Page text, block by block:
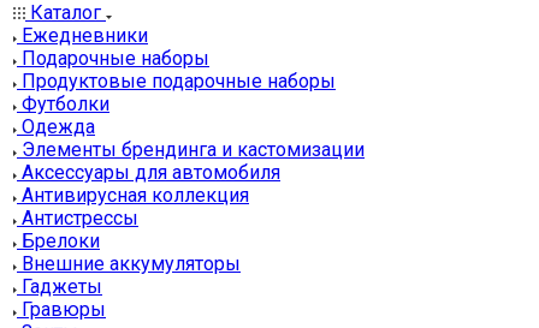
Каталог
Ежедневники
Подарочные наборы
Продуктовые подарочные наборы
Футболки
Одежда
Элементы брендинга и кастомизации
Аксессуары для автомобиля
Антивирусная коллекция
Антистрессы
Брелоки
Внешние аккумуляторы
Гаджеты
Гравюры